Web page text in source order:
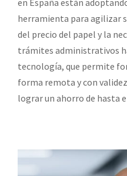
en España están
herramienta para agilizar
del precio del papel y la
trámites administrativos
tecnología, que permite
forma remota y con
lograr un ahorro de hasta